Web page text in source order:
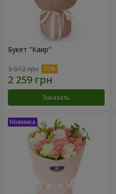
Букет "Каир"
3 012 грн
Заказать